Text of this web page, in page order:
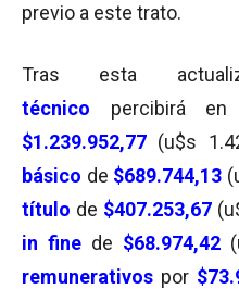
previo a este trato.
Tras esta
técnico
percibirá en
$1.239.952,77 (u$s
básico de $689.744,13
título de $407.253,67
in fine de $68.974,42
remunerativos por